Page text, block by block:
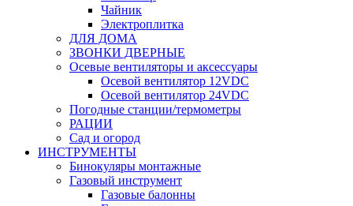
Чайник
Электроплитка
ДЛЯ ДОМА
ЗВОНКИ ДВЕРНЫЕ
Осевые вентиляторы и аксессуары
Осевой вентилятор 12VDC
Осевой вентилятор 24VDC
Погодные станции/термометры
РАЦИИ
Сад и огород
ИНСТРУМЕНТЫ
Бинокуляры монтажные
Газовый инструмент
Газовые балонны